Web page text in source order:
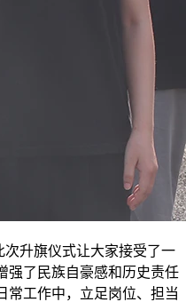
升旗仪式让大家接受了一
强了民族自豪感和历史责任
常工作中，立足岗位、担当